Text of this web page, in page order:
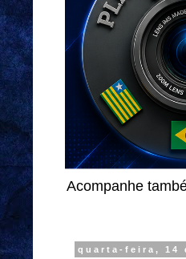
Acompanhe
quarta-feira, 14